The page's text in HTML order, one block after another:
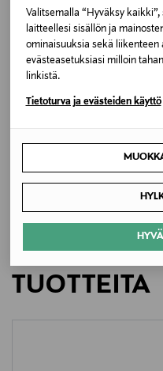
Valitsemalla “Hyväksy
laitteellesi sisällön ja
ominaisuuksia sekä liikenteen
evästeasetuksiasi milloin
linkistä.
Tietoturva ja evästeiden käyttö
Valmistusmaa
Vietnam
Valmistajan tuotenumero
C18JNV
Valmistaja
Chantelle SA
Valmistajan osoite
Chantelle 8-10, Rue de
Digitaalinen osoite
ETUKUPONKITUOTE
CHANTELLE
Original Price
92,00 €
LISÄÄ
TUOTTEITA